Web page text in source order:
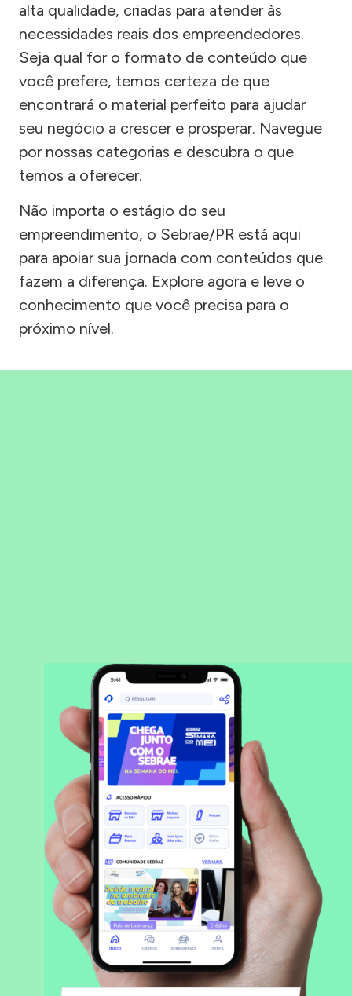
alta qualidade, criadas para atender às
necessidades reais dos empreendedores.
Seja qual for o formato de conteúdo que
você prefere, temos certeza de que
encontrará o material perfeito para ajudar
seu negócio a crescer e prosperar. Navegue
por nossas categorias e descubra o que
temos a oferecer.
Não importa o estágio do seu
empreendimento, o Sebrae/PR está aqui
para apoiar sua jornada com conteúdos que
fazem a diferença. Explore agora e leve o
conhecimento que você precisa para o
próximo nível.